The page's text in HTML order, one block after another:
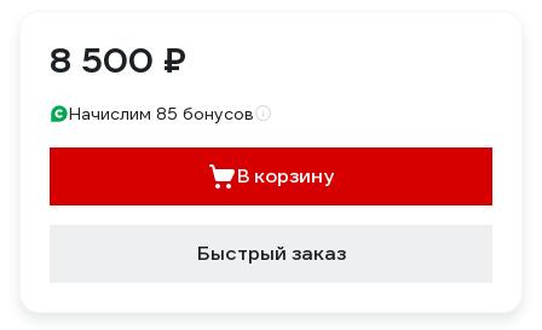
8 500 ₽
Начислим 85 бонусов
В корзину
Быстрый заказ